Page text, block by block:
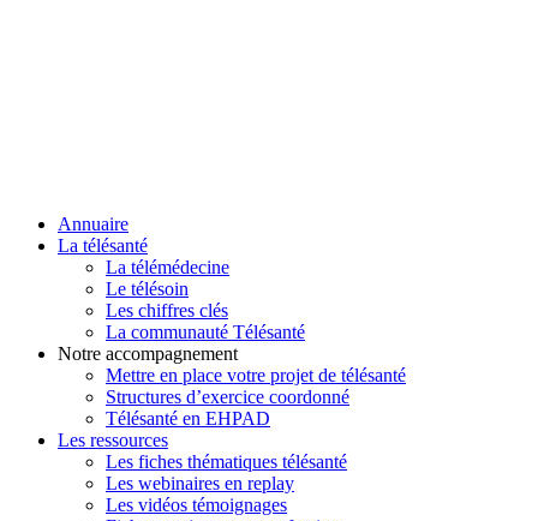
Annuaire
La télésanté
La télémédecine
Le télésoin
Les chiffres clés
La communauté Télésanté
Notre accompagnement
Mettre en place votre projet de télésanté
Structures d’exercice coordonné
Télésanté en EHPAD
Les ressources
Les fiches thématiques télésanté
Les webinaires en replay
Les vidéos témoignages